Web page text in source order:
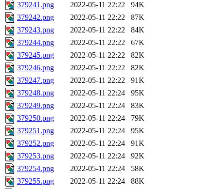
379241.png
2022-05-11 22:22
94K
379242.png
2022-05-11 22:22
87K
379243.png
2022-05-11 22:22
84K
379244.png
2022-05-11 22:22
67K
379245.png
2022-05-11 22:22
82K
379246.png
2022-05-11 22:22
82K
379247.png
2022-05-11 22:22
91K
379248.png
2022-05-11 22:24
95K
379249.png
2022-05-11 22:24
83K
379250.png
2022-05-11 22:24
79K
379251.png
2022-05-11 22:24
95K
379252.png
2022-05-11 22:24
91K
379253.png
2022-05-11 22:24
92K
379254.png
2022-05-11 22:24
58K
379255.png
2022-05-11 22:24
88K